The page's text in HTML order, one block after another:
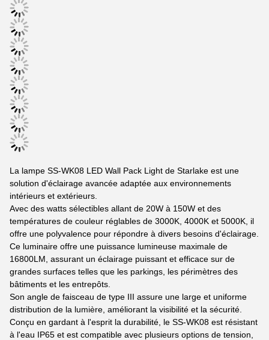
La lampe SS-WK08 LED Wall Pack Light de Starlake est une
solution d'éclairage avancée adaptée aux environnements
intérieurs et extérieurs.
Avec des watts sélectibles allant de 20W à 150W et des
températures de couleur réglables de 3000K, 4000K et 5000K, il
offre une polyvalence pour répondre à divers besoins d'éclairage.
Ce luminaire offre une puissance lumineuse maximale de
16800LM, assurant un éclairage puissant et efficace sur de
grandes surfaces telles que les parkings, les périmètres des
bâtiments et les entrepôts.
Son angle de faisceau de type III assure une large et uniforme
distribution de la lumière, améliorant la visibilité et la sécurité.
Conçu en gardant à l'esprit la durabilité, le SS-WK08 est résistant
à l'eau IP65 et est compatible avec plusieurs options de tension,